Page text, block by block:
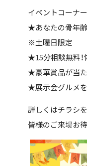
イベントコーナ
★あなたの骨年
※土曜日限定
★15分相談無料
★豪華賞品が当
★展示会グルメを
詳しくはチラシ
皆様のご来場お